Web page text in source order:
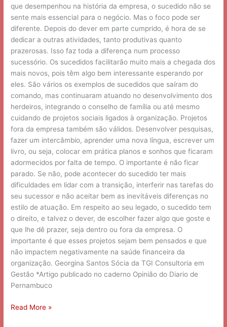
que desempenhou na história da empresa, o sucedido não se
sente mais essencial para o negócio. Mas o foco pode ser
diferente. Depois do dever em parte cumprido, é hora de se
dedicar a outras atividades, tanto produtivas quanto
prazerosas. Isso faz toda a diferença num processo
sucessório. Os sucedidos facilitarão muito mais a chegada dos
mais novos, pois têm algo bem interessante esperando por
eles. São vários os exemplos de sucedidos que saíram do
comando, mas continuaram atuando no desenvolvimento dos
herdeiros, integrando o conselho de família ou até mesmo
cuidando de projetos sociais ligados à organização. Projetos
fora da empresa também são válidos. Desenvolver pesquisas,
fazer um intercâmbio, aprender uma nova língua, escrever um
livro, ou seja, colocar em prática planos e sonhos que ficaram
adormecidos por falta de tempo. O importante é não ficar
parado. Se não, pode acontecer do sucedido ter mais
dificuldades em lidar com a transição, interferir nas tarefas do
seu sucessor e não aceitar bem as inevitáveis diferenças no
estilo de atuação. Em respeito ao seu legado, o sucedido tem
o direito, e talvez o dever, de escolher fazer algo que goste e
que lhe dê prazer, seja dentro ou fora da empresa. O
importante é que esses projetos sejam bem pensados e que
não impactem negativamente na saúde financeira da
organização. Georgina Santos Sócia da TGI Consultoria em
Gestão *Artigo publicado no caderno Opinião do Diario de
Pernambuco
Read More »